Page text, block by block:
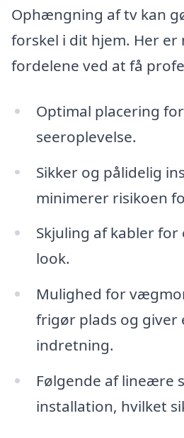
Ophængning af tv kan
forskel i dit hjem. Her er
fordelene ved at få
Optimal placering
seeroplevelse.
Sikker og pålidelig
minimerer risikoen
Skjuling af kabler
look.
Mulighed for
frigør plads og giver
indretning.
Følgende af lineære
installation, hvilket